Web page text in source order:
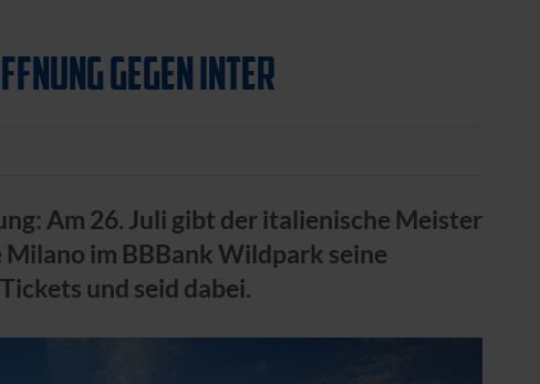
GEGEN INTER
Am 26. Juli gibt der italienische Meister
im BBBank Wildpark seine
und seid dabei.